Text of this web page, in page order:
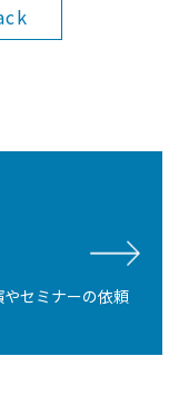
セミナーの依頼